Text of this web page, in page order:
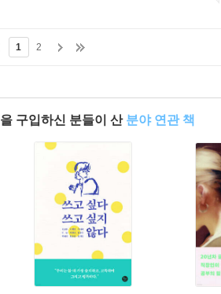
1 2
구입하신 분들이 산 분야 연관 책